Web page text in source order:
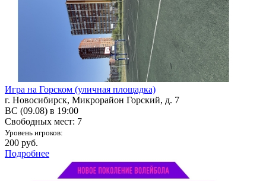
Игра на Горском (уличная площадка)
г. Новосибирск, Микрорайон Горский, д. 7
ВС (09.08) в 19:00
Свободных мест: 7
Уровень игроков:
200 руб.
Подробнее